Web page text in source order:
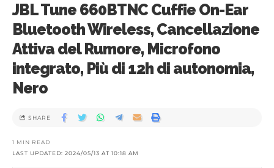
JBL Tune 660BTNC Cuffie On-Ear
Bluetooth Wireless, Cancellazione
Attiva del Rumore, Microfono
integrato, Più di 12h di autonomia,
Nero
LAST UPDATED: 2024/05/13 AT 10:18 AM
1 MIN READ
SHARE